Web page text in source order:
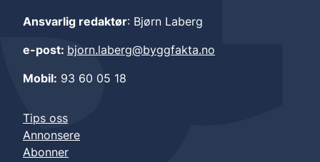
Ansvarlig redaktør: Bjørn Laberg
e-post: bjorn.laberg@byggfakta.no
Mobil: 93 60 05 18
Tips oss
Annonsere
Abonner